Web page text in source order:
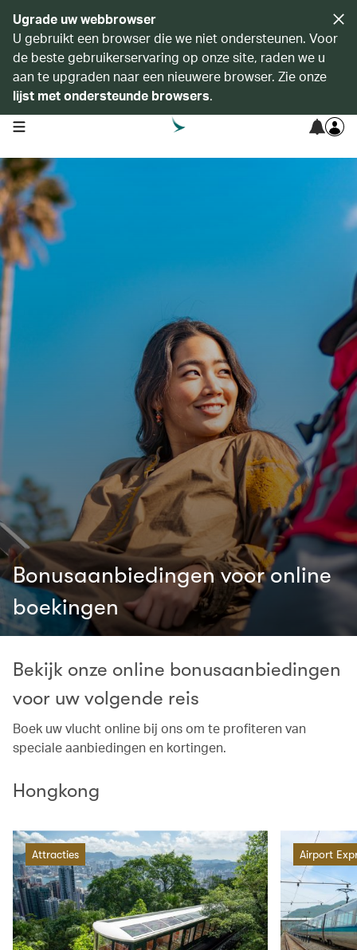
Ugrade uw webbrowser
U gebruikt een browser die we niet ondersteunen. Voor
de beste gebruikerservaring op onze site, raden we u
aan te upgraden naar een nieuwere browser. Zie onze
lijst met ondersteunde browsers.
open navigation menu
Bonusaanbiedingen voor online
boekingen
Bekijk onze online bonusaanbiedingen
voor uw volgende reis
Boek uw vlucht online bij ons om te profiteren van
speciale aanbiedingen en kortingen.
Hongkong
Attracties Airport